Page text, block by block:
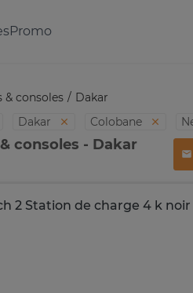
Promo
& consoles
Dakar
Dakar Colobane
consoles - Dakar
2 Station de charge 4 k